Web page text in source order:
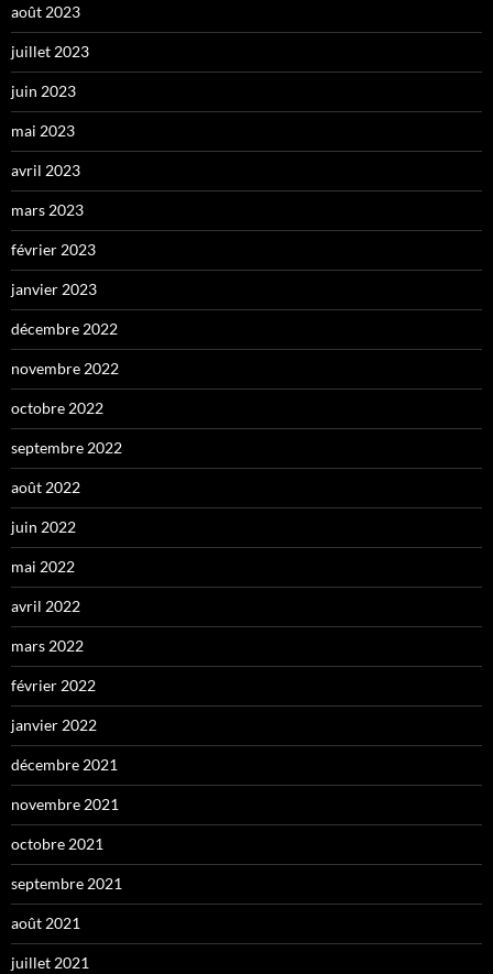
août 2023
juillet 2023
juin 2023
mai 2023
avril 2023
mars 2023
février 2023
janvier 2023
décembre 2022
novembre 2022
octobre 2022
septembre 2022
août 2022
juin 2022
mai 2022
avril 2022
mars 2022
février 2022
janvier 2022
décembre 2021
novembre 2021
octobre 2021
septembre 2021
août 2021
juillet 2021